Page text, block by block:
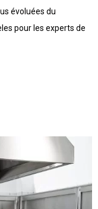
évoluées du
pour les experts de